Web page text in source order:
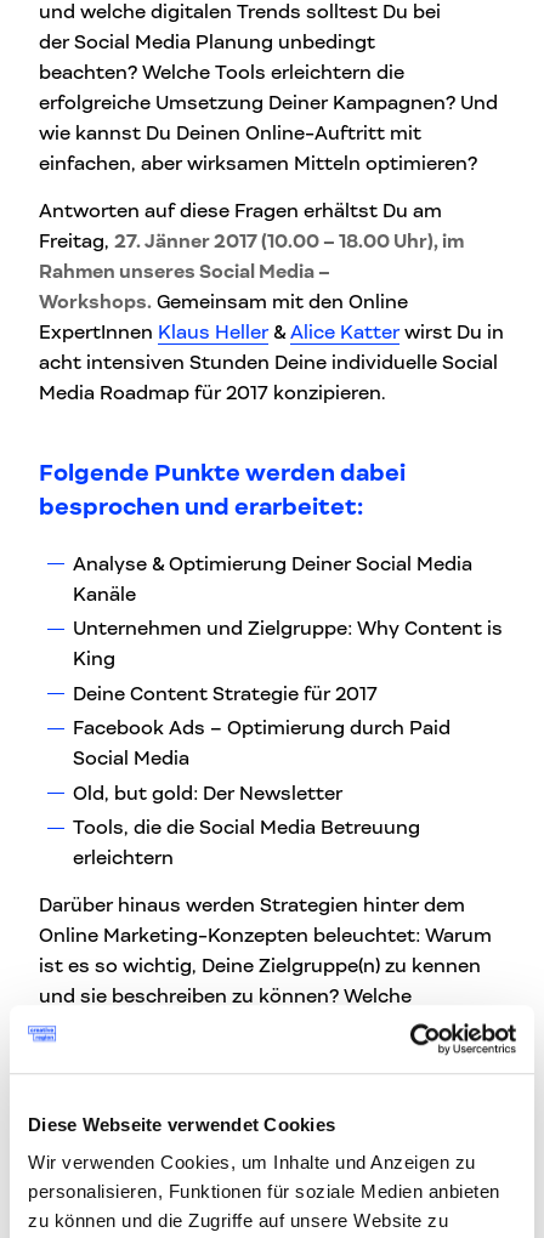
Diese Webseite verwendet Cookies
Wir verwenden Cookies, um Inhalte und Anzeigen zu
personalisieren, Funktionen für soziale Medien anbieten
zu können und die Zugriffe auf unsere Website zu
und welche digitalen Trends solltest Du bei
der Social Media Planung unbedingt
beachten? Welche Tools erleichtern die
erfolgreiche Umsetzung Deiner Kampagnen? Und
wie kannst Du Deinen Online-Auftritt mit
einfachen, aber wirksamen Mitteln optimieren?
Antworten auf diese Fragen erhältst Du am
Freitag, 27. Jänner 2017 (10.00 – 18.00 Uhr), im
Rahmen unseres Social Media –
Workshops. Gemeinsam mit den Online
ExpertInnen Klaus Heller&Alice Katterwirst Du in
acht intensiven Stunden Deine individuelle Social
Media Roadmap für 2017 konzipieren.
Folgende Punkte werden dabei
besprochen und erarbeitet:
Analyse & Optimierung Deiner Social Media
Kanäle
Unternehmen und Zielgruppe: Why Content is
King
Deine Content Strategie für 2017
Facebook Ads – Optimierung durch Paid
Social Media
Old, but gold: Der Newsletter
Tools, die die Social Media Betreuung
erleichtern
Darüber hinaus werden Strategien hinter dem
Online Marketing-Konzepten beleuchtet: Warum
ist es so wichtig, Deine Zielgruppe(n) zu kennen
und sie beschreiben zu können? Welche
Maßnahmen sind bei der Strategieplanung
besonders wichtig? Wie erreichst Du potenzielle
Ziel dieses Workshops ist, dass abends
eine konkrete Planung für Deine Social Media
Kommunikation 2017 in Deiner Laptoptasche
steckt. Im Workshop inkludiert ist außerdem ein